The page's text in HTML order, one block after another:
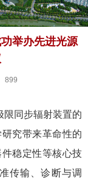
举办先进光源
899
限同步辐射装置的
究带来革命性的
稳定性等核心技
传输、诊断与调